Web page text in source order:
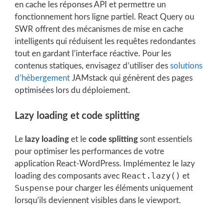
en cache les réponses API et permettre un
fonctionnement hors ligne partiel. React Query ou
SWR offrent des mécanismes de mise en cache
intelligents qui réduisent les requêtes redondantes
tout en gardant l’interface réactive. Pour les
contenus statiques, envisagez d’utiliser des solutions
d’hébergement JAMstack qui génèrent des pages
optimisées lors du déploiement.
Lazy loading et code splitting
Le lazy loading et le code splitting sont essentiels
pour optimiser les performances de votre
application React-WordPress. Implémentez le lazy
loading des composants avec React.lazy() et
Suspense pour charger les éléments uniquement
lorsqu’ils deviennent visibles dans le viewport.